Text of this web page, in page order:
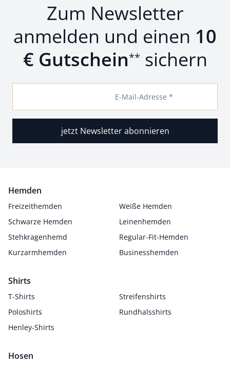
Zum Newsletter
anmelden und einen 10
€ Gutschein** sichern
E-Mail-Adresse *
jetzt Newsletter abonnieren
Hemden
Freizeithemden
Weiße Hemden
Schwarze Hemden
Leinenhemden
Stehkragenhemd
Regular-Fit-Hemden
Kurzarmhemden
Businesshemden
Shirts
T-Shirts
Streifenshirts
Poloshirts
Rundhalsshirts
Henley-Shirts
Hosen